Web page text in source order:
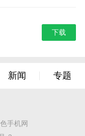
下载
新闻 专题
手机网